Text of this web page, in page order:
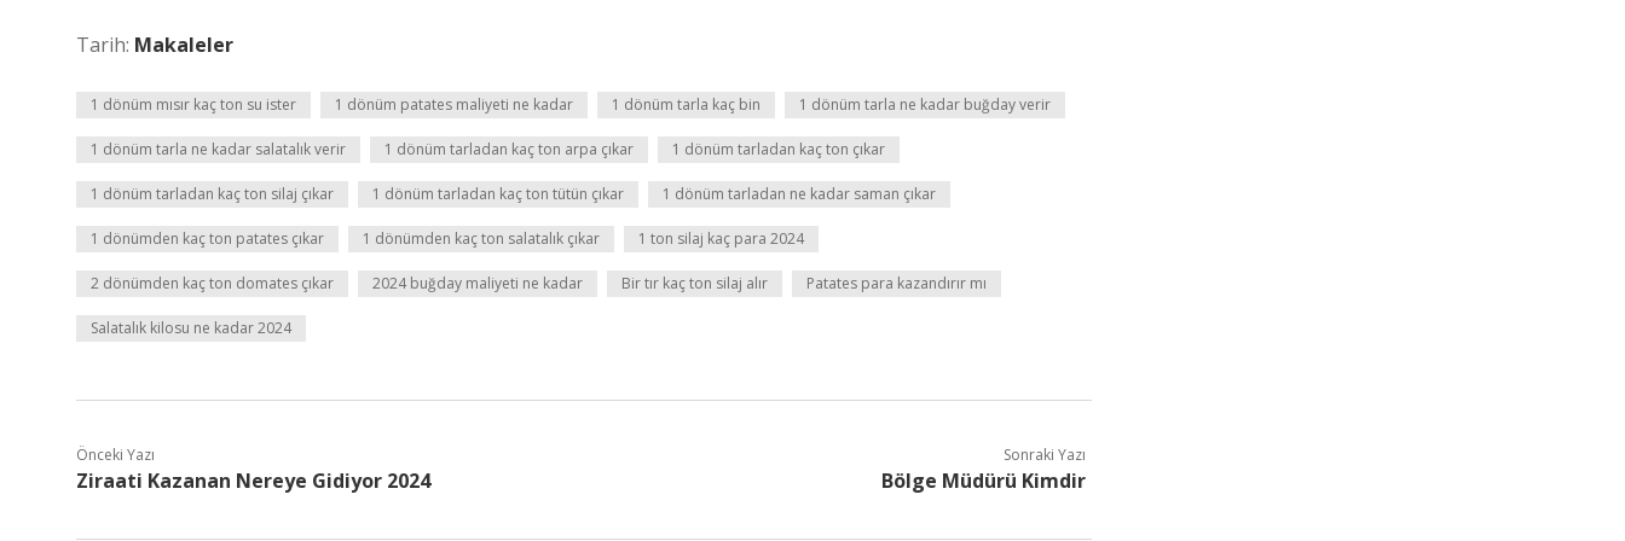
Tarih: Makaleler
1 dönüm mısır kaç ton su ister 1 dönüm patates maliyeti ne kadar 1 dönüm tarla kaç bin 1 dönüm tarla ne kadar buğday verir
1 dönüm tarla ne kadar salatalık verir 1 dönüm tarladan kaç ton arpa çıkar 1 dönüm tarladan kaç ton çıkar
1 dönüm tarladan kaç ton silaj çıkar 1 dönüm tarladan kaç ton tütün çıkar 1 dönüm tarladan ne kadar saman çıkar
1 dönümden kaç ton patates çıkar 1 dönümden kaç ton salatalık çıkar 1 ton silaj kaç para 2024
2 dönümden kaç ton domates çıkar 2024 buğday maliyeti ne kadar Bir tır kaç ton silaj alır Patates para kazandırır mı
Salatalık kilosu ne kadar 2024
Önceki Yazı
Ziraati Kazanan Nereye Gidiyor 2024
Sonraki Yazı
Bölge Müdürü Kimdir